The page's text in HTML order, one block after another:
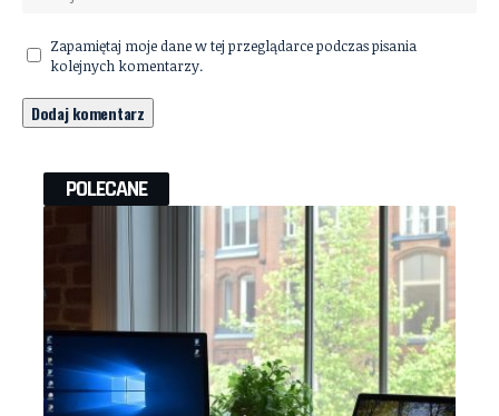
Zapamiętaj moje dane w tej przeglądarce podczas pisania
kolejnych komentarzy.
POLECANE